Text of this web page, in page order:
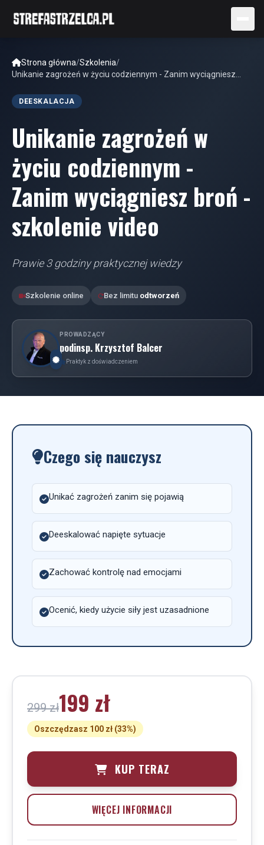
Strona główna/Szkolenia/
Unikanie zagrożeń w życiu codziennym - Zanim wyciągniesz
DEESKALACJA
Unikanie zagrożeń w
życiu codziennym -
Zanim wyciągniesz broń -
szkolenie video
Prawie 3 godziny praktycznej wiedzy
Szkolenie online Bez limitu odtworzeń
PROWADZĄCY
podinsp. Krzysztof Balcer
Praktyk z doświadczeniem
Czego się nauczysz
Unikać zagrożeń zanim się pojawią
Deeskalować napięte sytuacje
Zachować kontrolę nad emocjami
Ocenić, kiedy użycie siły jest uzasadnione
299 zł199 zł
Oszczędzasz 100 zł (33%)
KUP TERAZ
WIĘCEJ INFORMACJI